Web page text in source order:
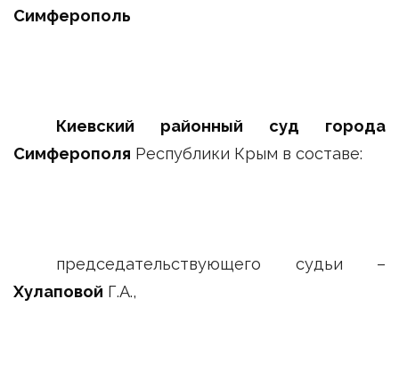
Симферополь
Киевский районный суд города
Симферополя Республики Крым в составе:
председательствующего судьи –
Хулаповой Г.А.,